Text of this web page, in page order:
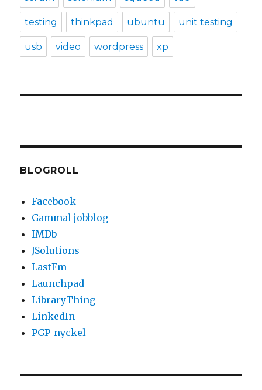
testing thinkpad ubuntu unit testing
usb video wordpress xp
BLOGROLL
Facebook
Gammal jobblog
IMDb
JSolutions
LastFm
Launchpad
LibraryThing
LinkedIn
PGP-nyckel